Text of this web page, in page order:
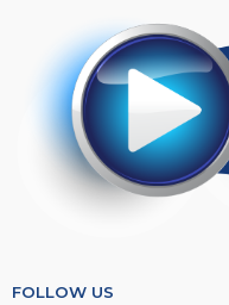
FOLLOW US